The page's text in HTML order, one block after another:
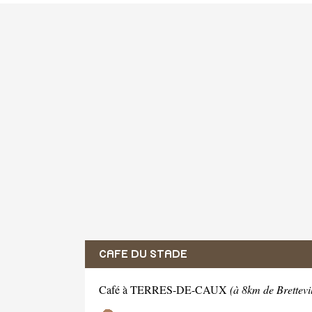
CAFE DU STADE
Café à TERRES-DE-CAUX (à 8km de